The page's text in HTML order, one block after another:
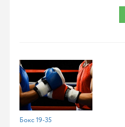
Бокс 19-35